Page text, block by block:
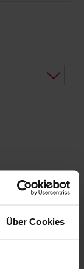
Über Cookies
hinzufügen